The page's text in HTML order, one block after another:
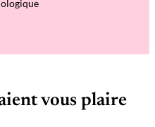
vous plaire